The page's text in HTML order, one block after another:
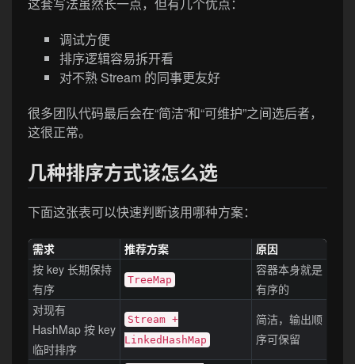
调试方便
排序逻辑容易拆开看
对不熟 Stream 的同事更友好
很多团队代码最后会在“简洁”和“可维护”之间选后者，
这很正常。
几种排序方式该怎么选
下面这张表可以快速判断该用哪种方案：
需求 推荐方案
原因
按 key 长期保持
有序
TreeMap
容器本身就是
有序的
对现有
HashMap 按 key
临时排序
Stream +
LinkedHashMap
简洁，输出顺
序可保留